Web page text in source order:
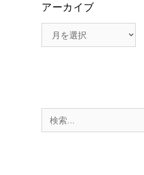
アーカイブ
索: